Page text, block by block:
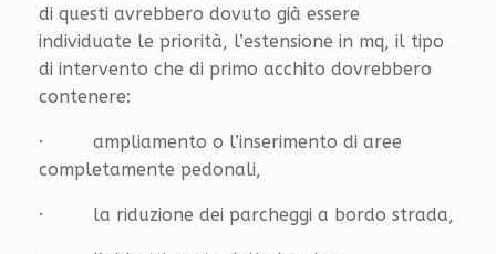
di questi avrebbero dovuto già essere
individuate le priorità, l’estensione in mq, il tipo
di intervento che di primo acchito dovrebbero
contenere:
· ampliamento o l’inserimento di aree
completamente pedonali,
· la riduzione dei parcheggi a bordo strada,